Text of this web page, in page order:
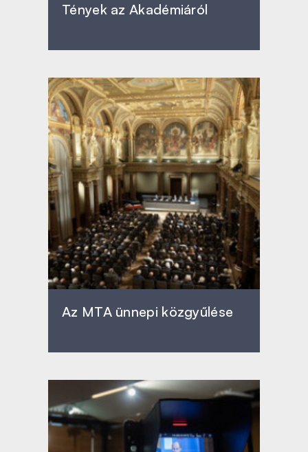
Tények az Akadémiáról
Az MTA ünnepi közgyűlése